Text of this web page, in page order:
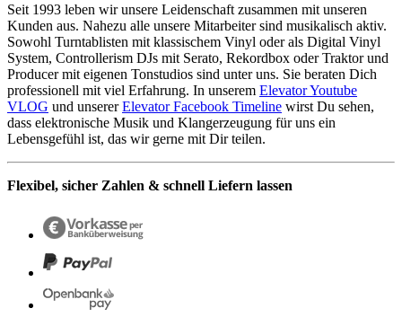
Seit 1993 leben wir unsere Leidenschaft zusammen mit unseren
Kunden aus. Nahezu alle unsere Mitarbeiter sind musikalisch aktiv.
Sowohl Turntablisten mit klassischem Vinyl oder als Digital Vinyl
System, Controllerism DJs mit Serato, Rekordbox oder Traktor und
Producer mit eigenen Tonstudios sind unter uns. Sie beraten Dich
professionell mit viel Erfahrung. In unserem Elevator Youtube
VLOG und unsererElevator Facebook Timeline wirst Du sehen,
dass elektronische Musik und Klangerzeugung für uns ein
Lebensgefühl ist, das wir gerne mit Dir teilen.
Flexibel, sicher Zahlen & schnell Liefern lassen